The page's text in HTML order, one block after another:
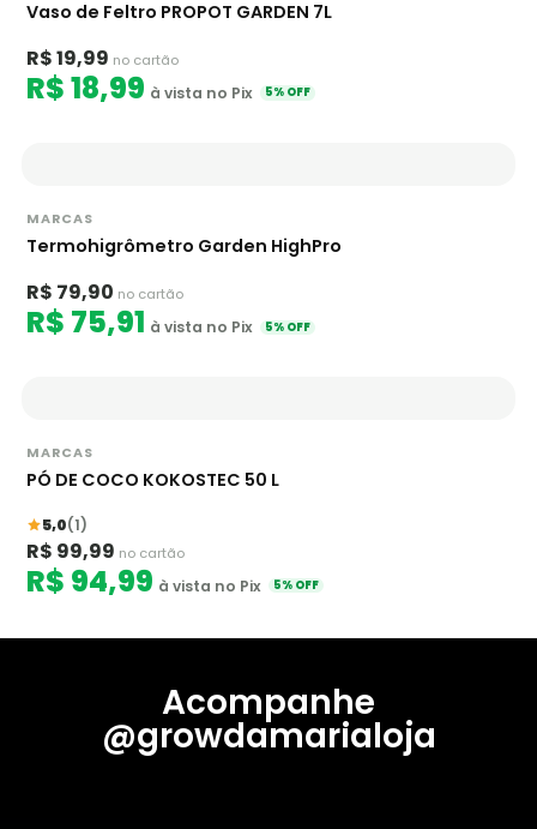
Vaso de Feltro PROPOT GARDEN 7L
R$ 19,99 no cartão
R$ 18,99 à vista no Pix 5% OFF
MARCAS
Termohigrômetro Garden HighPro
R$ 79,90 no cartão
R$ 75,91 à vista no Pix 5% OFF
MARCAS
PÓ DE COCO KOKOSTEC 50 L
5,0(1)
R$ 99,99 no cartão
R$ 94,99 à vista no Pix 5% OFF
Acompanhe
@growdamarialoja